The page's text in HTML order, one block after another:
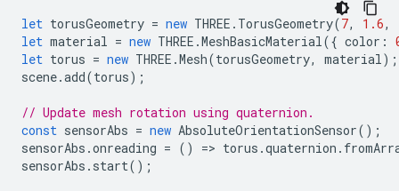
let torusGeometry = new THREE . TorusGeometry(7, 1.6,
let material = new THREE .MeshBasicMaterial({ color :
let torus = new THREE .Mesh(torusGeometry, material);
scene.add(torus);
// Update mesh rotation using quaternion.
const sensorAbs = new AbsoluteOrientationSensor();
sensorAbs .onreading = () => torus .quaternion .
sensorAbs . start();